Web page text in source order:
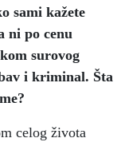
sami kažete
ni po cenu
surovog
i kriminal. Šta
celog života